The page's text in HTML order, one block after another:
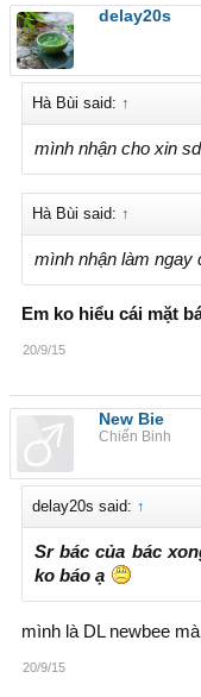
delay20s
Hà Bùi said: ↑
mình nhận cho xin
Hà Bùi said: ↑
mình nhận làm ngay
Em ko hiểu cái mặt
20/9/15
New Bie
Chiến Binh
delay20s said: ↑
Sr bác của bác
ko báo ạ
mình là DL newbee
20/9/15